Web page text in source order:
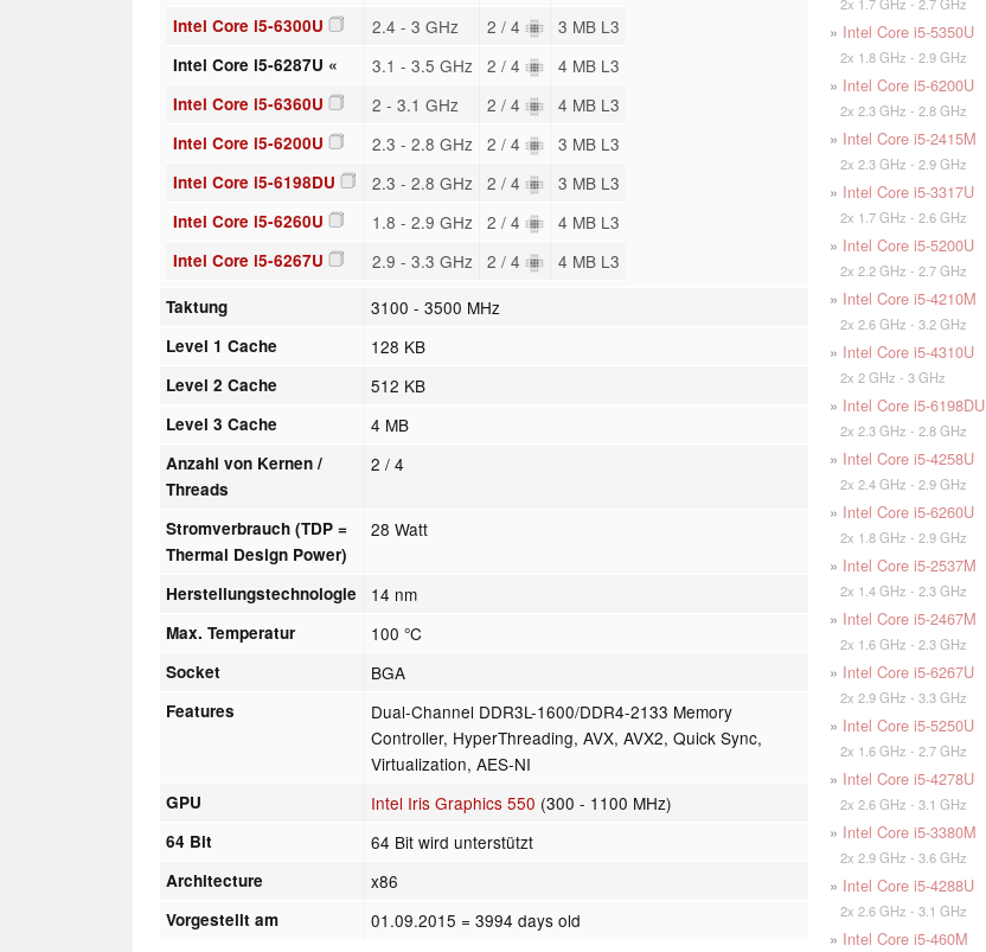
Intel Core i5-6300U 2.4 - 3 GHz 2 / 4 3 MB L3
Intel Core i5-6287U « 3.1 - 3.5 GHz 2 / 4 4 MB L3
Intel Core i5-6360U 2 - 3.1 GHz 2 / 4 4 MB L3
Intel Core i5-6200U 2.3 - 2.8 GHz 2 / 4 3 MB L3
Intel Core i5-6198DU 2.3 - 2.8 GHz 2 / 4 3 MB L3
Intel Core i5-6260U 1.8 - 2.9 GHz 2 / 4 4 MB L3
Intel Core i5-6267U 2.9 - 3.3 GHz 2 / 4 4 MB L3
Taktung 3100 - 3500 MHz
Level 1 Cache 128 KB
Level 2 Cache 512 KB
Level 3 Cache 4 MB
Anzahl von Kernen /
Threads
2 / 4
Stromverbrauch (TDP =
Thermal Design Power)
28 Watt
Herstellungstechnologie 14 nm
Max. Temperatur 100 °C
Socket BGA
Features
Dual-Channel DDR3L-1600/DDR4-2133 Memory
Controller, HyperThreading, AVX, AVX2, Quick Sync,
Virtualization, AES-NI
GPU Intel Iris Graphics 550 (300 - 1100 MHz)
64 Bit 64 Bit wird unterstützt
Architecture x86
Vorgestellt am 01.09.2015 = 3994 days old
» Intel Core i5-5350U
2x 1.8 GHz - 2.9 GHz
» Intel Core i5-6200U
2x 2.3 GHz - 2.8 GHz
» Intel Core i5-2415M
2x 2.3 GHz - 2.9 GHz
» Intel Core i5-3317U
2x 1.7 GHz - 2.6 GHz
» Intel Core i5-5200U
2x 2.2 GHz - 2.7 GHz
» Intel Core i5-4210M
2x 2.6 GHz - 3.2 GHz
» Intel Core i5-4310U
2x 2 GHz - 3 GHz
» Intel Core i5-6198DU
2x 2.3 GHz - 2.8 GHz
» Intel Core i5-4258U
2x 2.4 GHz - 2.9 GHz
» Intel Core i5-6260U
2x 1.8 GHz - 2.9 GHz
» Intel Core i5-2537M
2x 1.4 GHz - 2.3 GHz
» Intel Core i5-2467M
2x 1.6 GHz - 2.3 GHz
» Intel Core i5-6267U
2x 2.9 GHz - 3.3 GHz
» Intel Core i5-5250U
2x 1.6 GHz - 2.7 GHz
» Intel Core i5-4278U
2x 2.6 GHz - 3.1 GHz
» Intel Core i5-3380M
2x 2.9 GHz - 3.6 GHz
» Intel Core i5-4288U
2x 2.6 GHz - 3.1 GHz
» Intel Core i5-460M